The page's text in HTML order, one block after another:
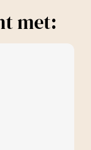
met: